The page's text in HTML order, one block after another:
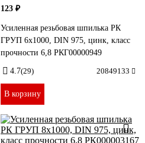
123 ₽
Усиленная резьбовая шпилька РК
ГРУП 6x1000, DIN 975, цинк, класс
прочности 6,8 РКГ00000949
4.7(29) 20849133
В корзину